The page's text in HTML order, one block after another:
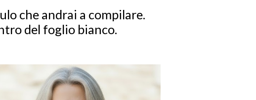
che andrai a compilare.
del foglio bianco.